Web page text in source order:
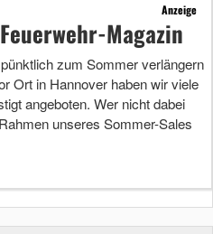
Anzeige
Magazin
zum Sommer verlängern
Ort in Hannover haben wir viele
angeboten. Wer nicht dabei
unseres Sommer-Sales